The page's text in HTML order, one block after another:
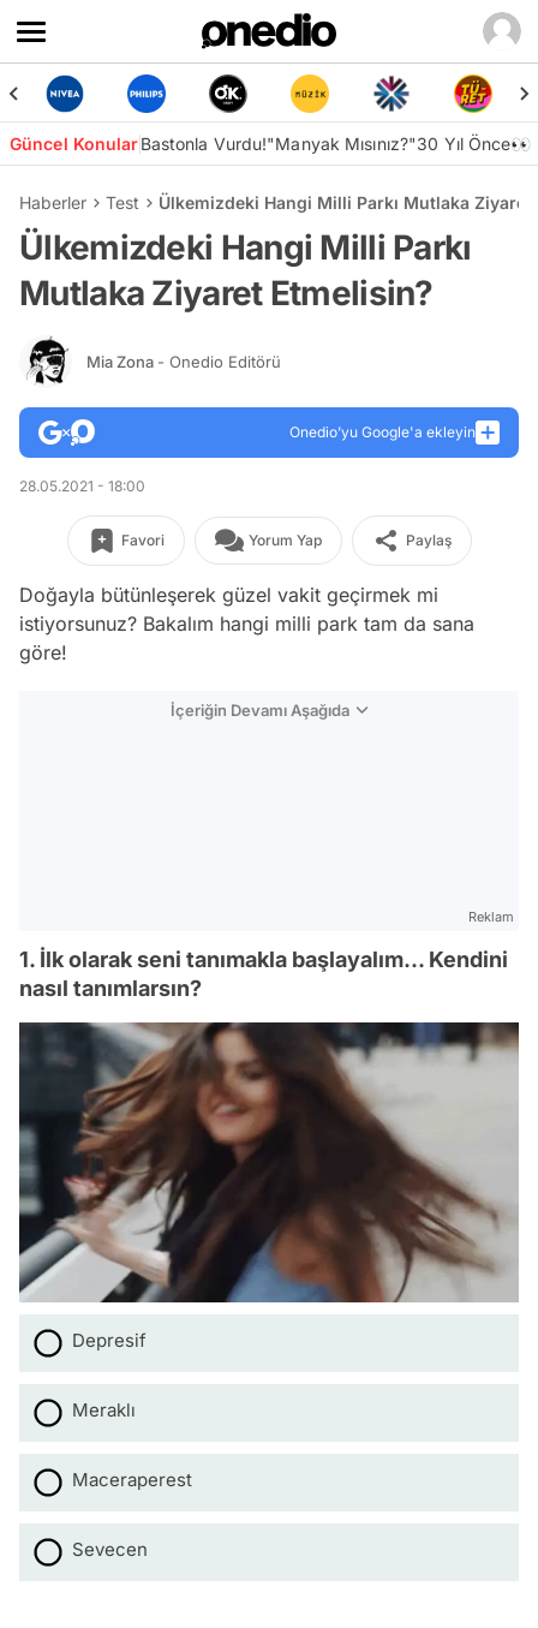
Güncel KonularBastonla Vurdu!"Manyak Mısınız?"30 Yıl Önce👀
Haberler Test Ülkemizdeki Hangi Milli Parkı Mutlaka Ziyaret
Ülkemizdeki Hangi Milli Parkı
Mutlaka Ziyaret Etmelisin?
Mia Zona - Onedio Editörü
Onedio’yu Google'a ekleyin
28.05.2021 - 18:00
Favori Yorum Yap Paylaş
Doğayla bütünleşerek güzel vakit geçirmek mi
istiyorsunuz? Bakalım hangi milli park tam da sana
göre!
İçeriğin Devamı Aşağıda
Reklam
1. İlk olarak seni tanımakla başlayalım... Kendini
nasıl tanımlarsın?
Depresif
Meraklı
Maceraperest
Sevecen